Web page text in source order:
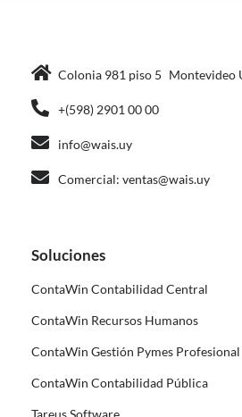
Colonia 981 piso 5 Montevideo
+(598) 2901 00 00
info@wais.uy
Comercial: ventas@wais.uy
Soluciones
ContaWin Contabilidad Central
ContaWin Recursos Humanos
ContaWin Gestión Pymes Profesional
ContaWin Contabilidad Pública
Tareus Software